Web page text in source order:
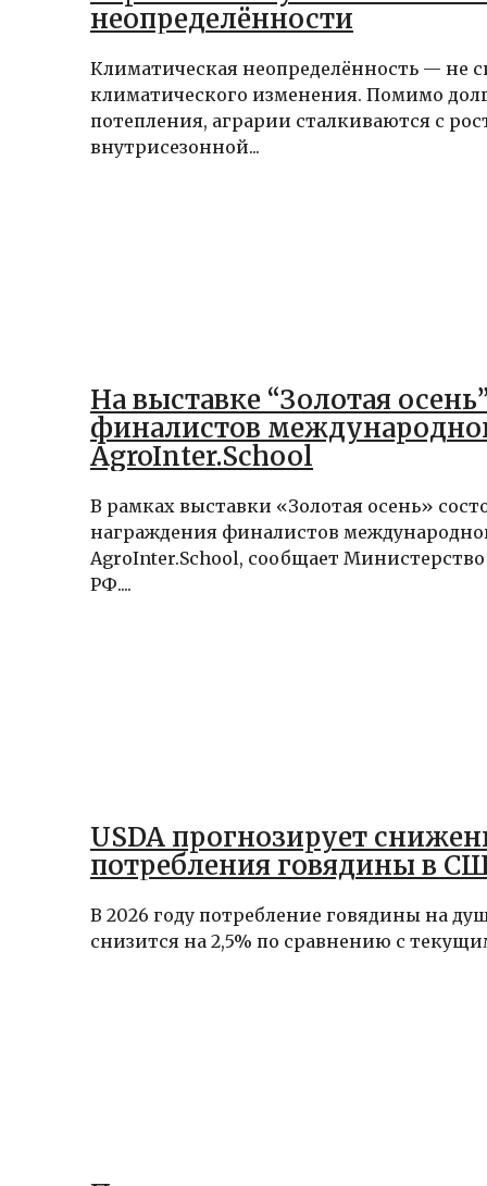
неопределённости
Климатическая неопределённость — не
климатического изменения. Помимо
потепления, аграрии сталкиваются с
внутрисезонной...
На выставке “Золотая
финалистов
AgroInter.School
В рамках выставки «Золотая осень»
награждения финалистов
AgroInter.School, сообщает Министерство
РФ....
USDA прогнозирует
потребления говядины в
В 2026 году потребление говядины на
снизится на 2,5% по сравнению с